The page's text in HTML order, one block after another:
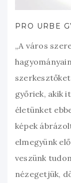
PRO URBE
„A város
győriek, akik
életünket
képek
elmegyünk
veszünk
nézegetjük,